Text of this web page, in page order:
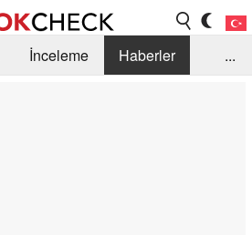
İnceleme
Haberler
...